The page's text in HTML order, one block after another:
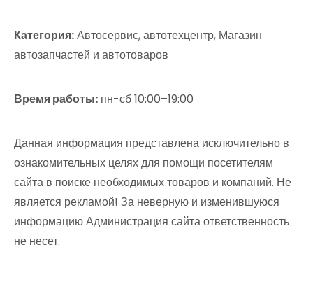
Категория:Автосервис, автотехцентр, Магазин
автозапчастей и автотоваров
Время работы: пн-сб 10:00–19:00
Данная информация представлена исключительно в
ознакомительных целях для помощи посетителям
сайта в поиске необходимых товаров и компаний. Не
является рекламой! За неверную и изменившуюся
информацию Администрация сайта ответственность
не несет.